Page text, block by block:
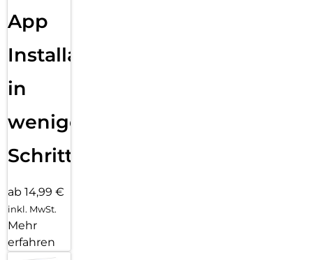
App
Installation
in
wenigen
Schritten
ab 14,99 €
inkl. MwSt.
Mehr
erfahren